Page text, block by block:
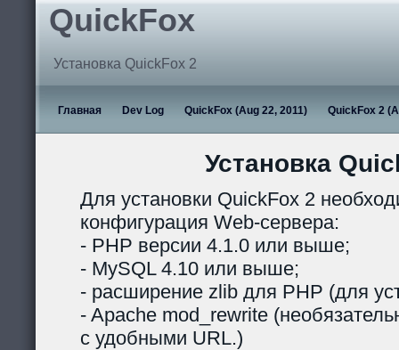
QuickFox
Установка QuickFox 2
Главная Dev Log QuickFox (Aug 22, 2011) QuickFox 2
Установка
Для установки QuickFox 2
конфигурация Web-сервера:
- PHP версии 4.1.0 или выше;
- MySQL 4.10 или выше;
- расширение zlib для PHP (для
- Apache mod_rewrite
с удобными URL.)